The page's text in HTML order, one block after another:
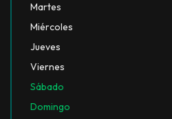
Martes
Miércoles
Jueves
Viernes
Sábado
Domingo